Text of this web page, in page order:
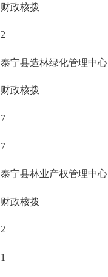
财政核拨
2
泰宁县造林绿化管理中心
财政核拨
7
7
泰宁县林业产权管理中心
财政核拨
2
1